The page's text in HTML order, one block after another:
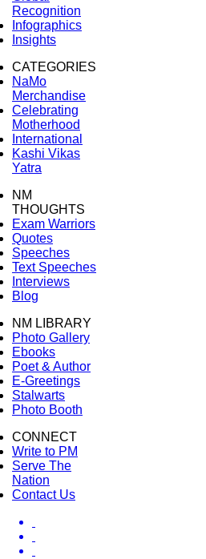
Recognition
Infographics
Insights
CATEGORIES
NaMo
Merchandise
Celebrating
Motherhood
International
Kashi Vikas
Yatra
NM
THOUGHTS
Exam Warriors
Quotes
Speeches
Text Speeches
Interviews
Blog
NM LIBRARY
Photo Gallery
Ebooks
Poet & Author
E-Greetings
Stalwarts
Photo Booth
CONNECT
Write to PM
Serve The
Nation
Contact Us